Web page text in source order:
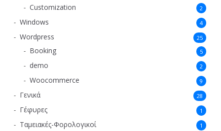
Customization 2
Windows 4
Wordpress 25
Booking 5
demo 2
Woocommerce 9
Γενικά 28
Γέφυρες 1
Ταμειακές-Φορολογικοί 1